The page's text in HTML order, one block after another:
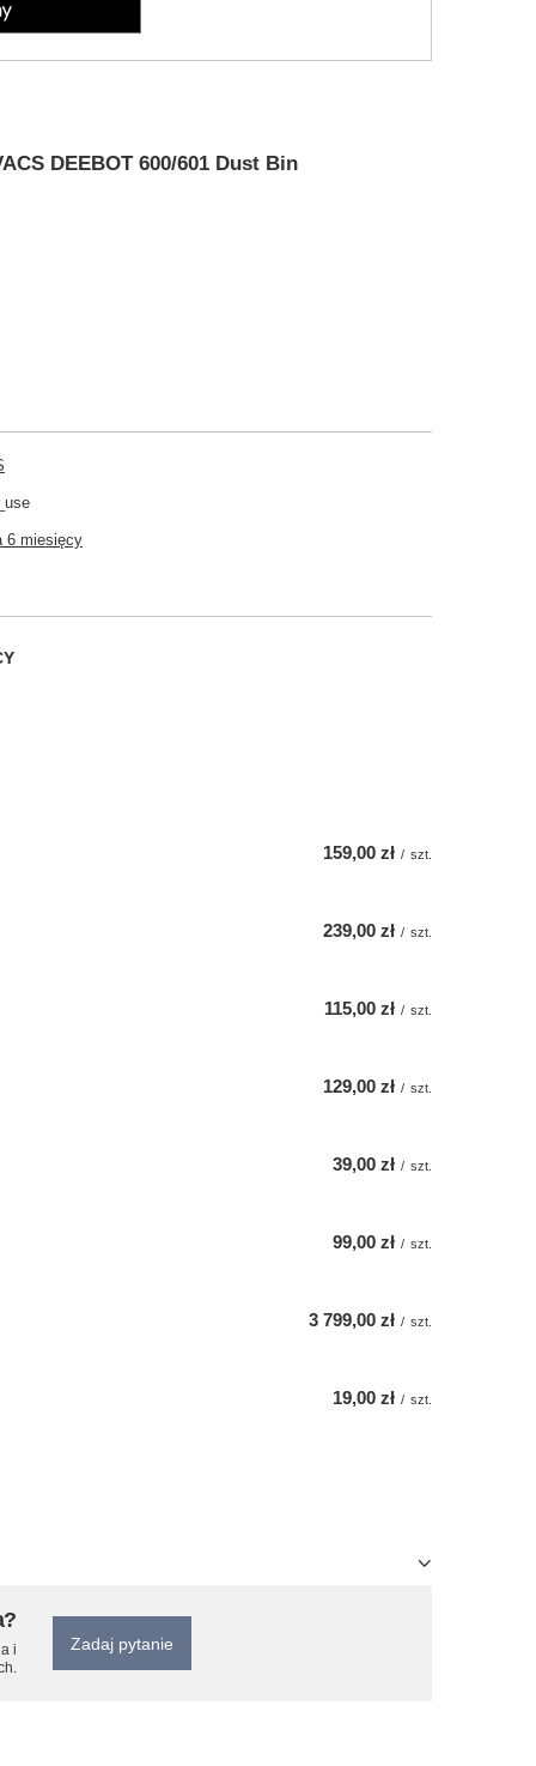
DEEBOT 600/601 Dust Bin
6 miesięcy
159,00 zł / szt.
239,00 zł / szt.
115,00 zł / szt.
129,00 zł / szt.
39,00 zł / szt.
99,00 zł / szt.
3 799,00 zł / szt.
19,00 zł / szt.
i
Zadaj pytanie